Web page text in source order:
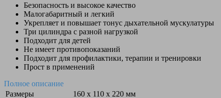
Безопасность и высокое качество
Малогабаритный и легкий
Укрепляет и повышает тонус дыхательной мускулатуры
Три цилиндра с разной нагрузкой
Подходит для детей
Не имеет противопоказаний
Подходит для профилактики, терапии и тренировки
Прост в применений
Полное описание
Размеры
160 х 110 х 220 мм